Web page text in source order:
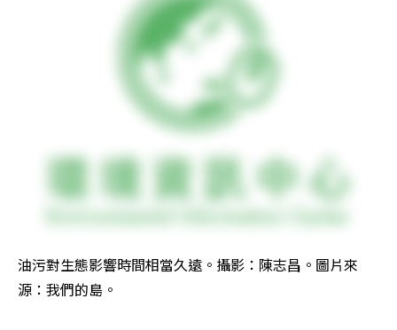
油污對生態影響時間相當久遠。攝影：陳志昌。圖片來
源：我們的島。